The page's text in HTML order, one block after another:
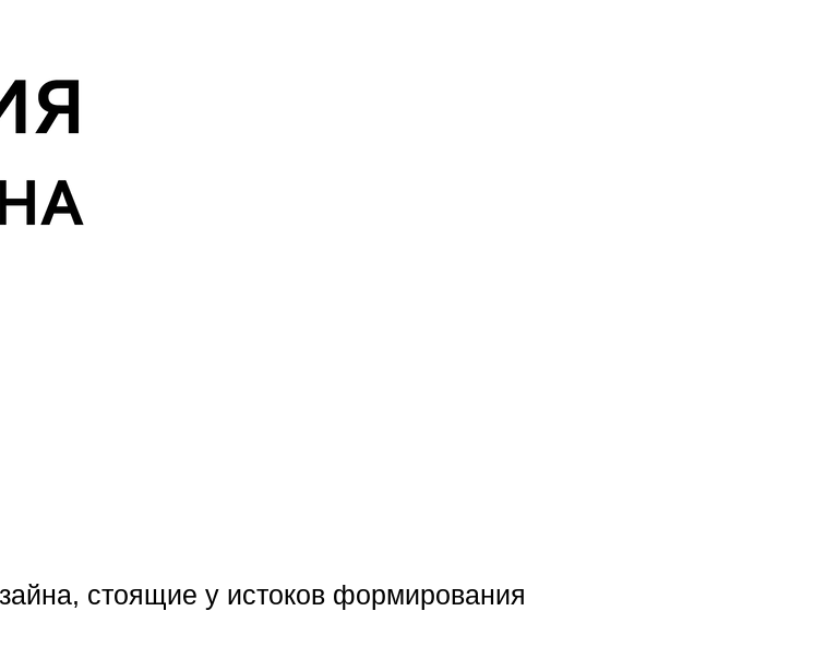
стоящие у истоков формирования